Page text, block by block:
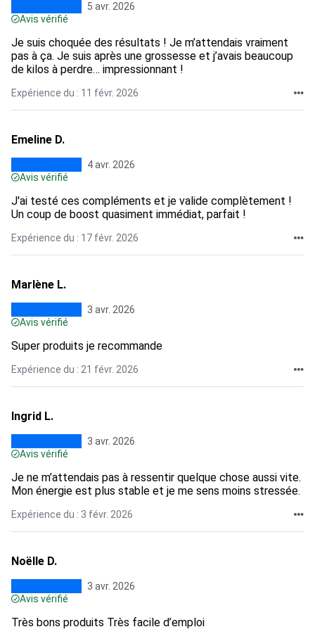
5 avr. 2026
Avis vérifié
Je suis choquée des résultats ! Je m’attendais vraiment
pas à ça. Je suis après une grossesse et j’avais beaucoup
de kilos à perdre… impressionnant !
Expérience du : 11 févr. 2026
Emeline D.
4 avr. 2026
Avis vérifié
J'ai testé ces compléments et je valide complètement !
Un coup de boost quasiment immédiat, parfait !
Expérience du : 17 févr. 2026
Marlène L.
3 avr. 2026
Avis vérifié
Super produits je recommande
Expérience du : 21 févr. 2026
Ingrid L.
3 avr. 2026
Avis vérifié
Je ne m’attendais pas à ressentir quelque chose aussi vite.
Mon énergie est plus stable et je me sens moins stressée.
Expérience du : 3 févr. 2026
Noëlle D.
3 avr. 2026
Avis vérifié
Très bons produits Très facile d’emploi